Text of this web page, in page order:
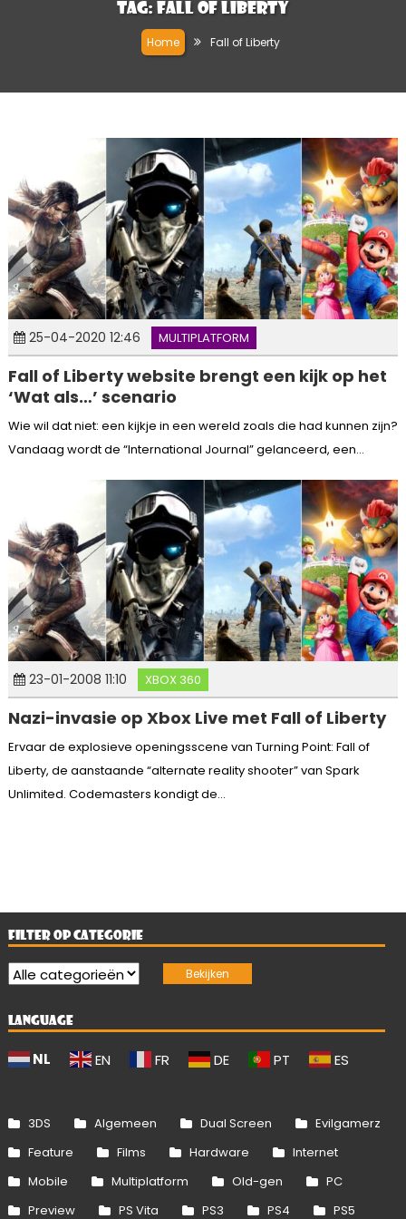
Tag: Fall of Liberty
Home Fall of Liberty
25-04-2020 12:46 MULTIPLATFORM
Fall of Liberty website brengt een kijk op het
‘Wat als…’ scenario
Wie wil dat niet: een kijkje in een wereld zoals die had kunnen zijn?
Vandaag wordt de “International Journal” gelanceerd, een...
23-01-2008 11:10 XBOX 360
Nazi-invasie op Xbox Live met Fall of Liberty
Ervaar de explosieve openingsscene van Turning Point: Fall of
Liberty, de aanstaande “alternate reality shooter” van Spark
Unlimited. Codemasters kondigt de...
FILTER OP CATEGORIE
LANGUAGE
NL EN FR DE PT ES
3DS Algemeen Dual Screen
Evilgamerz
Feature
Films Hardware
Internet
Mobile
Multiplatform Old-gen
PC
Preview
PS Vita PS3 PS4 PS5